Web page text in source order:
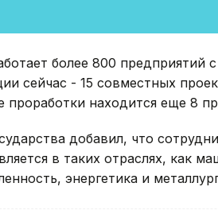
более 800 предприятий
сейчас - 15 совместных
проработки находится еще 8
добавил, что
в таких отраслях, как
энергетика и